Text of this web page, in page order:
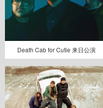
Death Cab for Cutie 来日公演